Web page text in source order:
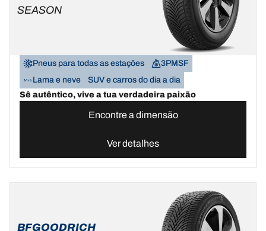
SEASON
Pneus para todas as estações
3PMSF
Lama e neve
SUV e carros do dia a dia
Sê autêntico, vive a tua verdadeira paixão
Encontre a dimensão
Ver detalhes
BFGOODRICH